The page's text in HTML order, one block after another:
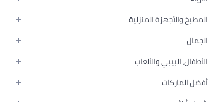
أجهزة الكمبيوتر المحمولة
الأجهزة المنزلية
التلفزيونات
سماعات الرأس
ألعاب الفيديو
أزياء نسائية
أزياء البنات
أزياء الأولاد
ساعات يد للنساء
المطبخ والأجهزة المنزلية
المطبخ وأدوات الطعام
مستلزمات الحمام
ديكورات المنازل
الجمال
العطور النسائية
المكياج
الأطفال، البيبي والألعاب
عربات الأطفال وإكسسواراتها
أفضل الماركات
أبل